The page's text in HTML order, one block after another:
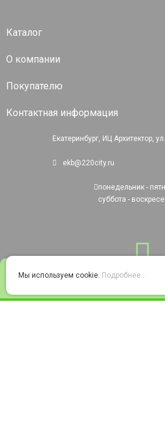
Войти
Каталог
О компании
Покупателю
Контактная информация
Екатеринбург, ИЦ Архитектор,
ekb@220city.ru
понедельник -
суббота -
Мы используем cookie. Подробнее...